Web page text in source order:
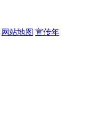
网站地图 宣传年